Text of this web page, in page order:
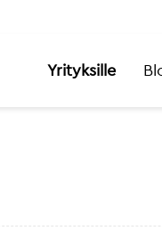
Yrityksille